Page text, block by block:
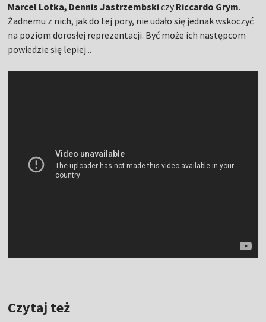
Marcel Lotka, Dennis Jastrzembskiczy Riccardo Grym.
Żadnemu z nich, jak do tej pory, nie udało się jednak wskoczyć
na poziom dorosłej reprezentacji. Być może ich następcom
powiedzie się lepiej...
Czytaj też